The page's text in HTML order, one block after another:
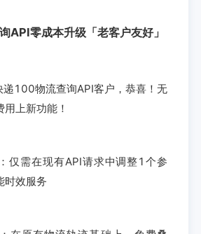
API零成本升级「老客户友好」
递100物流查询API客户，恭喜！无
上新功能！
仅需在现有API请求中调整1个参
时效服务